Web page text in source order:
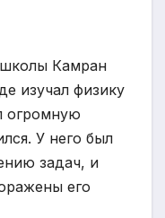
Камран
изучал физику
огромную
У него был
задач, и
его